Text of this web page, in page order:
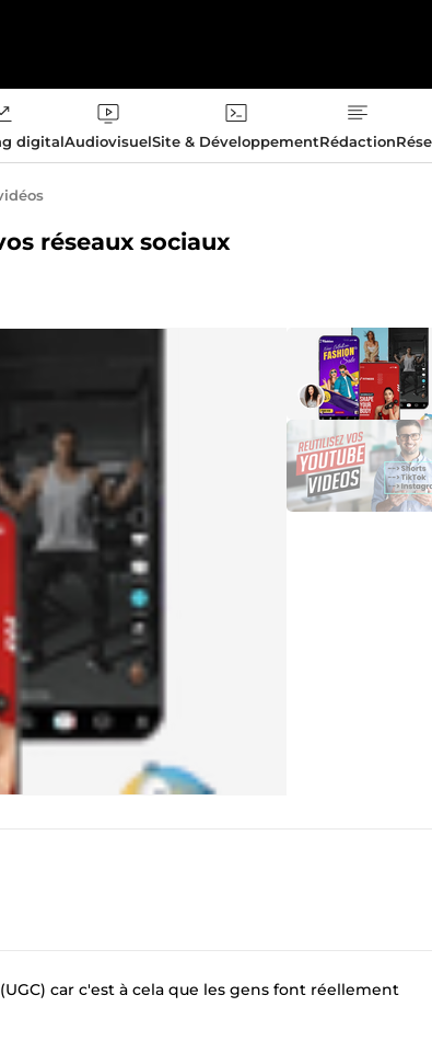
digitalAudiovisuelSite & DéveloppementRédaction
réseaux sociaux
car c'est à cela que les gens font réellement